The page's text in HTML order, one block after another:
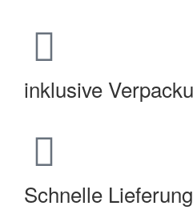
inklusive
Schnelle Lieferung